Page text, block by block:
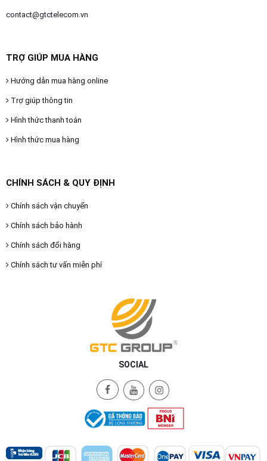
contact@gtctelecom.vn
TRỢ GIÚP MUA HÀNG
Hướng dẫn mua hàng online
Trợ giúp thông tin
Hình thức thanh toán
Hình thức mua hàng
CHÍNH SÁCH & QUY ĐỊNH
Chính sách vận chuyển
Chính sách bảo hành
Chính sách đổi hàng
Chính sách tư vấn miễn phí
SOCIAL